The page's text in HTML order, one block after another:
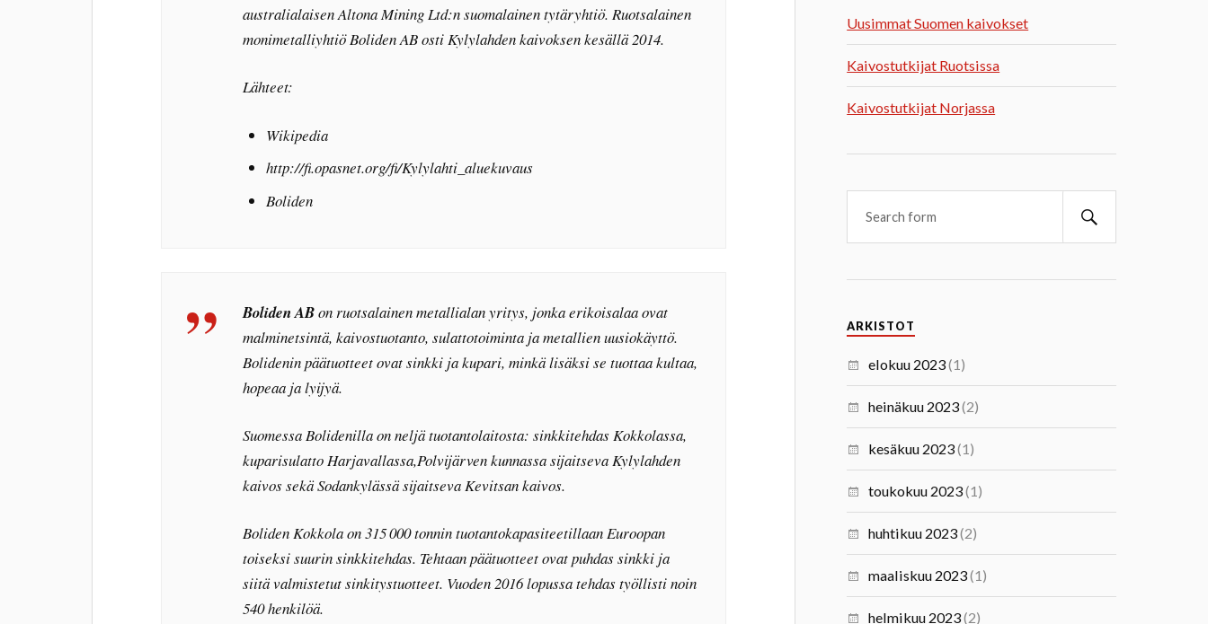
australialaisen Altona Mining Ltd:n suomalainen tytäryhtiö. Ruotsalainen
monimetalliyhtiö Boliden AB osti Kylylahden kaivoksen kesällä 2014.
Lähteet:
Wikipedia
http://fi.opasnet.org/fi/Kylylahti_aluekuvaus
Boliden
Boliden ABon ruotsalainen metallialan yritys, jonka erikoisalaa ovat
malminetsintä, kaivostuotanto, sulattotoiminta ja metallien uusiokäyttö.
Bolidenin päätuotteet ovat sinkki ja kupari, minkä lisäksi se tuottaa kultaa,
hopeaa ja lyijyä.
Suomessa Bolidenilla on neljä tuotantolaitosta: sinkkitehdas Kokkolassa,
kuparisulatto Harjavallassa,Polvijärven kunnassa sijaitseva Kylylahden
kaivos sekä Sodankylässä sijaitseva Kevitsan kaivos.
Boliden Kokkola on 315 000 tonnin tuotantokapasiteetillaan Euroopan
toiseksi suurin sinkkitehdas. Tehtaan päätuotteet ovat puhdas sinkki ja
siitä valmistetut sinkitystuotteet. Vuoden 2016 lopussa tehdas työllisti noin
540 henkilöä.
Uusimmat Suomen kaivokset
Kaivostutkijat Ruotsissa
Kaivostutkijat Norjassa
ARKISTOT
elokuu 2023(1)
heinäkuu 2023(2)
kesäkuu 2023(1)
toukokuu 2023(1)
huhtikuu 2023(2)
maaliskuu 2023(1)
helmikuu 2023(2)